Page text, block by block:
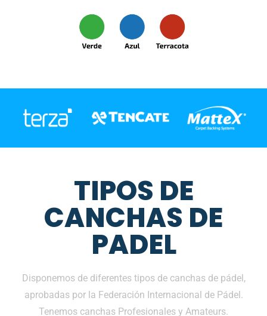
TIPOS DE
CANCHAS DE
PADEL
Disponemos de diferentes tipos de canchas de pádel,
aprobadas por la Federación Internacional de Pádel.
Tenemos canchas Profesionales y Amateurs.